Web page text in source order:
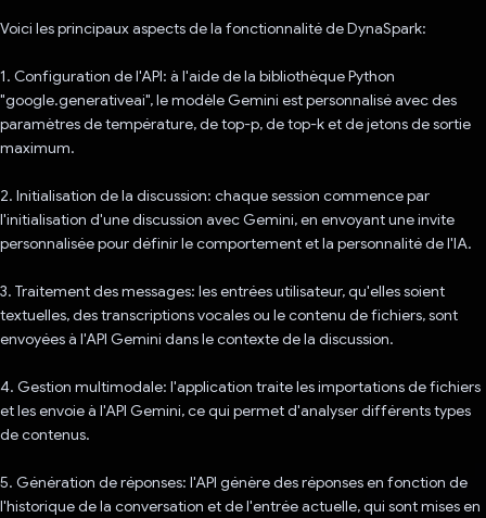
Voici les principaux aspects de la fonctionnalité de DynaSpark:
1. Configuration de l'API: à l'aide de la bibliothèque Python
"google.generativeai", le modèle Gemini est personnalisé avec des
paramètres de température, de top-p, de top-k et de jetons de sortie
maximum.
2. Initialisation de la discussion: chaque session commence par
l'initialisation d'une discussion avec Gemini, en envoyant une invite
personnalisée pour définir le comportement et la personnalité de l'IA.
3. Traitement des messages: les entrées utilisateur, qu'elles soient
textuelles, des transcriptions vocales ou le contenu de fichiers, sont
envoyées à l'API Gemini dans le contexte de la discussion.
4. Gestion multimodale: l'application traite les importations de fichiers
et les envoie à l'API Gemini, ce qui permet d'analyser différents types
de contenus.
5. Génération de réponses: l'API génère des réponses en fonction de
l'historique de la conversation et de l'entrée actuelle, qui sont mises en